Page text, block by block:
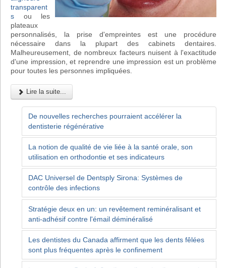
transparent
s ou les
plateaux
personnalisés, la prise d'empreintes est une procédure
nécessaire dans la plupart des cabinets dentaires.
Malheureusement, de nombreux facteurs nuisent à l'exactitude
d'une impression, et reprendre une impression est un problème
pour toutes les personnes impliquées.
Lire la suite...
De nouvelles recherches pourraient accélérer la
dentisterie régénérative
La notion de qualité de vie liée à la santé orale, son
utilisation en orthodontie et ses indicateurs
DAC Universel de Dentsply Sirona: Systèmes de
contrôle des infections
Stratégie deux en un: un revêtement reminéralisant et
anti-adhésif contre l'émail déminéralisé
Les dentistes du Canada affirment que les dents fêlées
sont plus fréquentes après le confinement